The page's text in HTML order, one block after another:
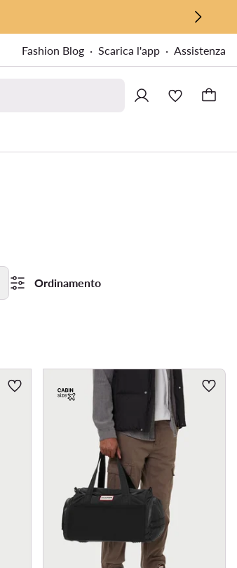
Fashion Blog Scarica l'app Assistenza
Ordinamento